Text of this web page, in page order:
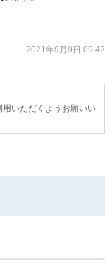
2021年9月9日 09:42
いただくようお願いい